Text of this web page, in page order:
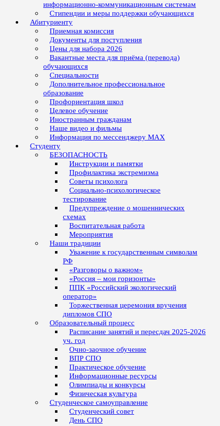
информационно-коммуникационным системам
Стипендии и меры поддержки обучающихся
Абитуриенту
Приемная комиссия
Документы для поступления
Цены для набора 2026
Вакантные места для приёма (перевода)
обучающихся
Специальности
Дополнительное профессиональное
образование
Профориентация школ
Целевое обучение
Иностранным гражданам
Наше видео и фильмы
Информация по мессенджеру MAX
Студенту
БЕЗОПАСНОСТЬ
Инструкции и памятки
Профилактика экстремизма
Советы психолога
Социально-психологическое
тестирование
Предупреждение о мошеннических
схемах
Воспитательная работа
Мероприятия
Наши традиции
Уважение к государственным символам
РФ
«Разговоры о важном»
«Россия – мои горизонты»
ППК «Российский экологический
оператор»
Торжественная церемония вручения
дипломов СПО
Образовательный процесс
Расписание занятий и пересдач 2025-2026
уч. год
Очно-заочное обучение
ВПР СПО
Практическое обучение
Информационные ресурсы
Олимпиады и конкурсы
Физическая культура
Студенческое самоуправление
Студенческий совет
День СПО